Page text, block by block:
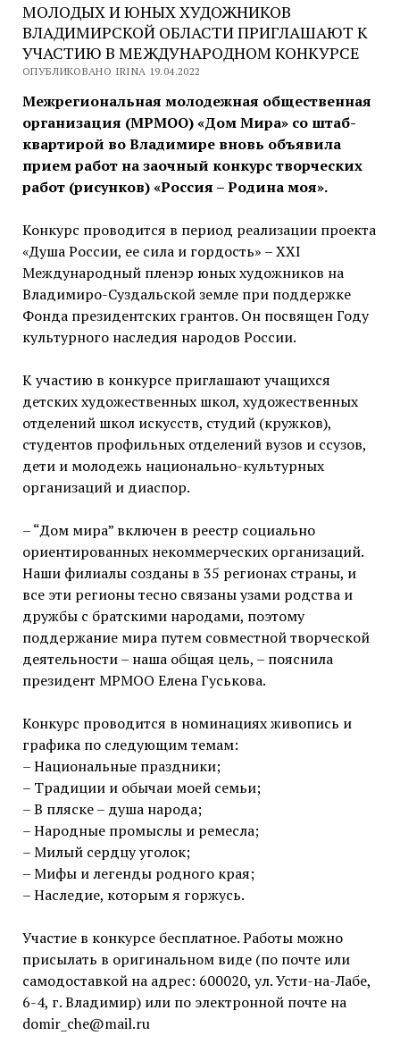
МОЛОДЫХ И ЮНЫХ ХУДОЖНИКОВ
ВЛАДИМИРСКОЙ ОБЛАСТИ ПРИГЛАШАЮТ К
УЧАСТИЮ В МЕЖДУНАРОДНОМ КОНКУРСЕ
ОПУБЛИКОВАНО IRINA 19.04.2022
Межрегиональная молодежная общественная
организация (МРМОО) «Дом Мира» со штаб-
квартирой во Владимире вновь объявила
прием работ на заочный конкурс творческих
работ (рисунков) «Россия – Родина моя».
Конкурс проводится в период реализации проекта
«Душа России, ее сила и гордость» – XХI
Международный пленэр юных художников на
Владимиро-Суздальской земле при поддержке
Фонда президентских грантов. Он посвящен Году
культурного наследия народов России.
К участию в конкурсе приглашают учащихся
детских художественных школ, художественных
отделений школ искусств, студий (кружков),
студентов профильных отделений вузов и cсузов,
дети и молодежь национально-культурных
организаций и диаспор.
– “Дом мира” включен в реестр социально
ориентированных некоммерческих организаций.
Наши филиалы созданы в 35 регионах страны, и
все эти регионы тесно связаны узами родства и
дружбы с братскими народами, поэтому
поддержание мира путем совместной творческой
деятельности – наша общая цель, – пояснила
президент МРМОО Елена Гуськова.
Конкурс проводится в номинациях живопись и
графика по следующим темам:
– Национальные праздники;
– Традиции и обычаи моей семьи;
– В пляске – душа народа;
– Народные промыслы и ремесла;
– Милый сердцу уголок;
– Мифы и легенды родного края;
– Наследие, которым я горжусь.
Участие в конкурсе бесплатное. Работы можно
присылать в оригинальном виде (по почте или
самодоставкой на адрес: 600020, ул. Усти-на-Лабе,
6-4, г. Владимир) или по электронной почте на
domir_che@mail.ru